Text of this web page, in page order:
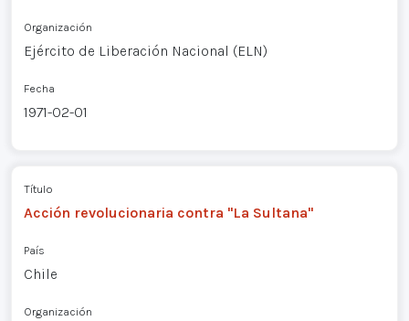
Organización
Ejército de Liberación Nacional (ELN)
Fecha
1971-02-01
Título
Acción revolucionaria contra "La Sultana"
País
Chile
Organización